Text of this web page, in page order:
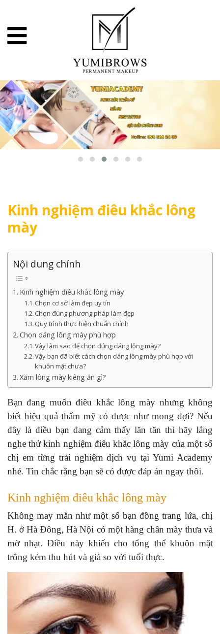
Kinh nghiệm điêu khắc lông
mày
Nội dung chính
Kinh nghiệm điêu khắc lông mày
Chọn cơ sở làm đẹp uy tín
Chọn đúng phương pháp làm đẹp
Quy trình thực hiện chuẩn chỉnh
Chọn dáng lông mày phù hợp
Vậy làm sao để chọn đúng dáng lông mày?
Vậy bạn đã biết cách chọn dáng lông mày phù hợp với
khuôn mặt chưa?
Xăm lông mày kiêng ăn gì?
Bạn đang muốn điêu khắc lông mày nhưng không
biết hiệu quả thẩm mỹ có được như mong đợi? Nếu
đây là điều bạn đang cảm thấy lăn tăn thì hãy lắng
nghe thử kinh nghiệm điêu khắc lông mày của một số
chị em từng trải nghiệm dịch vụ tại Yumi Academy
nhé. Tin chắc rằng bạn sẽ có được đáp án ngay thôi.
Kinh nghiệm điêu khắc lông mày
Không may mắn như một số bạn đồng trang lứa, chị
H. ở Hà Đông, Hà Nội có một hàng chân mày thưa và
mờ nhạt. Điều này khiến cho tổng thể khuôn mặt
trông kém thu hút và già so với tuổi thực.